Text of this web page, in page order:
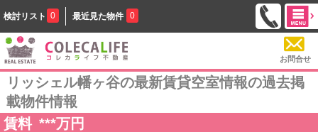
検討リスト 0 最近見た物件 0
お問合せ
リッシェル幡ヶ谷の最新賃貸空室情報の過去掲
載物件情報
賃料 ***万円